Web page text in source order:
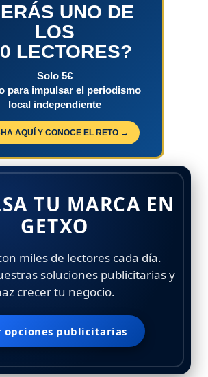
UNO DE
LOS
LECTORES?
Solo 5€
para impulsar el periodismo
local independiente
AQUÍ Y CONOCE EL RETO →
TU MARCA EN
GETXO
miles de lectores cada día.
soluciones publicitarias y
crecer tu negocio.
opciones publicitarias